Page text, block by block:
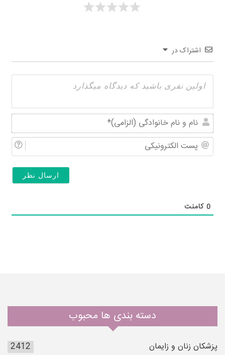
اشتراک در
و
0 کامنت
دسته بندی ها محبوب
پزشکان زنان و زایمان
2412